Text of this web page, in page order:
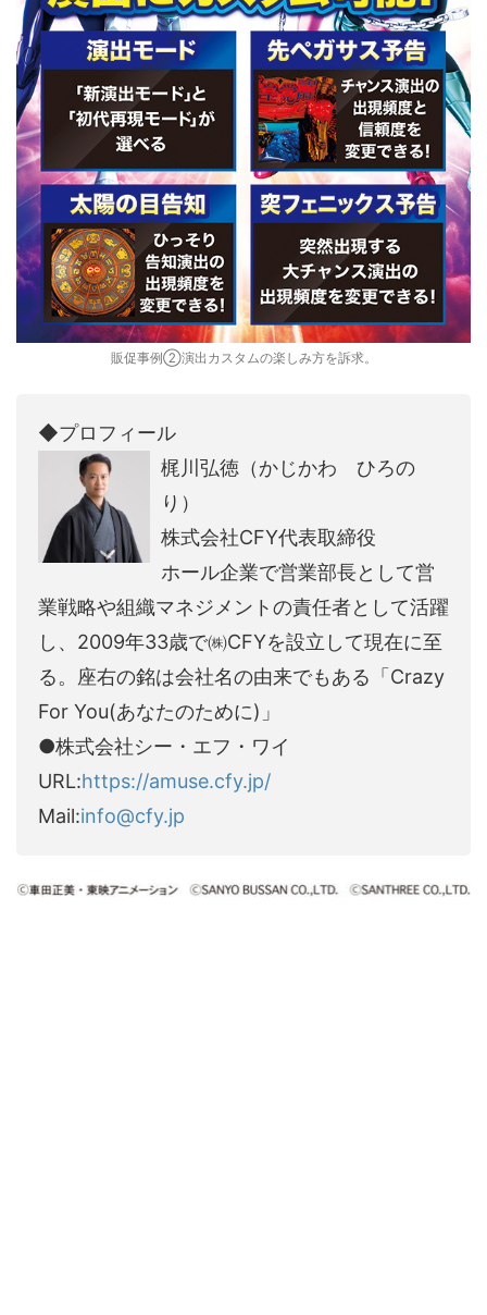
販促事例②演出カスタムの楽しみ方を訴求。
◆プロフィール
梶川弘徳（かじかわ ひろの
り）
株式会社CFY代表取締役
ホール企業で営業部長として営
業戦略や組織マネジメントの責任者として活躍
し、2009年33歳で㈱CFYを設立して現在に至
る。座右の銘は会社名の由来でもある「Crazy
For You(あなたのために)」
●株式会社シー・エフ・ワイ
URL:https://amuse.cfy.jp/
Mail:info@cfy.jp